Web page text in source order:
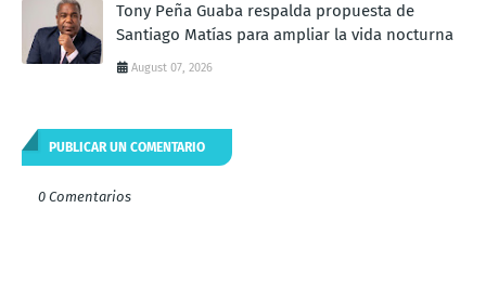
Tony Peña Guaba respalda propuesta de
Santiago Matías para ampliar la vida nocturna
August 07, 2026
PUBLICAR UN COMENTARIO
0 Comentarios